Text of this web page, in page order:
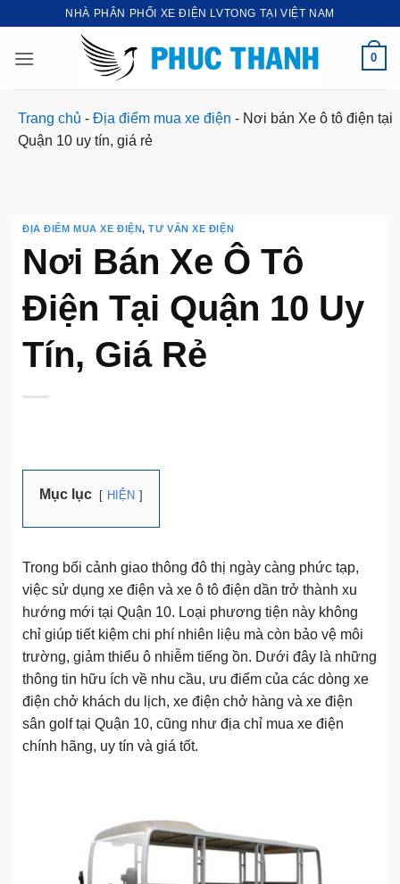
nội
NHÀ PHÂN PHỐI XE ĐIỆN LVTONG TẠI VIỆT NAM
0
Trang chủ - Địa điểm mua xe điện - Nơi bán Xe ô tô điện tại
Quận 10 uy tín, giá rẻ
ĐỊA ĐIỂM MUA XE ĐIỆN,TƯ VẤN XE ĐIỆN
Nơi Bán Xe Ô Tô
Điện Tại Quận 10 Uy
Tín, Giá Rẻ
Mục lục HIỆN
Trong bối cảnh giao thông đô thị ngày càng phức tạp,
việc sử dụng xe điện và xe ô tô điện dần trở thành xu
hướng mới tại Quận 10. Loại phương tiện này không
chỉ giúp tiết kiệm chi phí nhiên liệu mà còn bảo vệ môi
trường, giảm thiểu ô nhiễm tiếng ồn. Dưới đây là những
thông tin hữu ích về nhu cầu, ưu điểm của các dòng xe
điện chở khách du lịch, xe điện chở hàng và xe điện
sân golf tại Quận 10, cũng như địa chỉ mua xe điện
chính hãng, uy tín và giá tốt.